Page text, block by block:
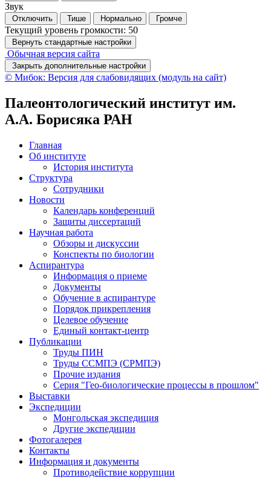
Звук
Отключить Тише Нормально Громче
Текущий уровень громкости: 50
Вернуть стандартные настройки
Обычная версия сайта
Закрыть дополнительные настройки
© Мибок: Версия для слабовидящих (модуль на сайт)
Палеонтологический институт им.
А.А. Борисяка РАН
Главная
Об институте
История института
Структура
Сотрудники
Новости
Календарь конференций
Защиты диссертаций
Научная работа
Обзоры и дискуссии
Конспекты по биологии
Аспирантура
Информация о приеме
Документы
Обучение в аспирантуре
Порядок прикрепления
Целевое обучение
Единый контакт-центр
Публикации
Труды ПИН
Труды ССМПЭ (СРМПЭ)
Прочие издания
Серия "Гео-биологические процессы в прошлом"
Выставки
Экспедиции
Монгольская экспедиция
Другие экспедиции
Фотогалерея
Контакты
Информация и документы
Противодействие коррупции